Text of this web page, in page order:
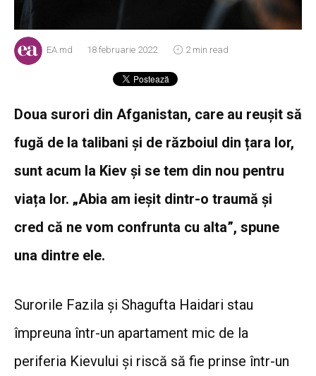
EA.md 18 februarie 2022 2 min read
Doua surori din Afganistan, care au reușit să
fugă de la talibani și de războiul din țara lor,
sunt acum la Kiev și se tem din nou pentru
viața lor. „Abia am ieșit dintr-o traumă și
cred că ne vom confrunta cu alta”, spune
una dintre ele.
Surorile Fazila și Shagufta Haidari stau
împreuna într-un apartament mic de la
periferia Kievului și riscă să fie prinse într-un